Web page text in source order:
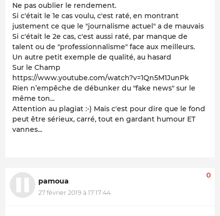
Ne pas oublier le rendement.
Si c'était le 1e cas voulu, c'est raté, en montrant
justement ce que le "journalisme actuel" a de mauvais
Si c'était le 2e cas, c'est aussi raté, par manque de
talent ou de "professionnalisme" face aux meilleurs.
Un autre petit exemple de qualité, au hasard
Sur le Champ
https://www.youtube.com/watch?v=1Qn5M1JunPk
Rien n’empêche de débunker du "fake news" sur le
même ton...
Attention au plagiat :-) Mais c'est pour dire que le fond
peut être sérieux, carré, tout en gardant humour ET
vannes...
pamoua
27 février 2019 à 17:17:44
0